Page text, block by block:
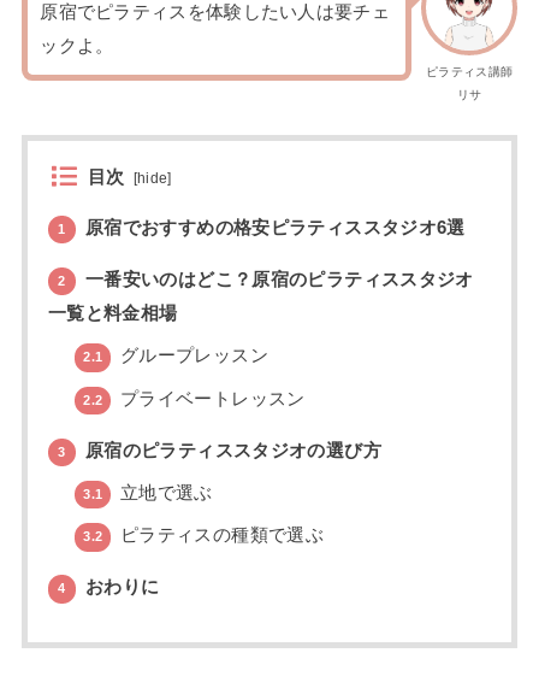
ピラティス講師
リサ
原宿でピラティスを体験したい人は要チェ
ックよ。
目次 [hide]
1 原宿でおすすめの格安ピラティススタジオ6選
2
一番安いのはどこ？原宿のピラティススタジオ
一覧と料金相場
2.1 グループレッスン
2.2 プライベートレッスン
3 原宿のピラティススタジオの選び方
3.1 立地で選ぶ
3.2 ピラティスの種類で選ぶ
4 おわりに